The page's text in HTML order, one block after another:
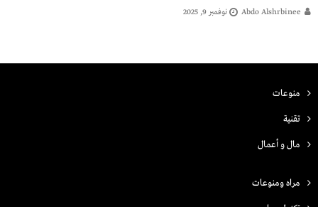
Abdo Alshrbinee نوفمبر 9, 2025
منوعات
تقنية
مال و أعمال
مراه ومنوعات